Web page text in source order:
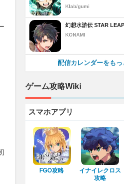
Klab/gumi
幻想水滸伝 STAR LEAP
KONAMI
配信カレンダーをもっ
ゲーム攻略Wiki
スマホアプリ
FGO攻略
イナイレクロス
攻略